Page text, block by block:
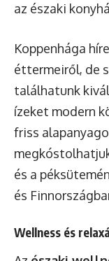
az északi
Koppenhága
éttermeiről, de
találhatunk
ízeket modern
friss
és a
és
Wellness és